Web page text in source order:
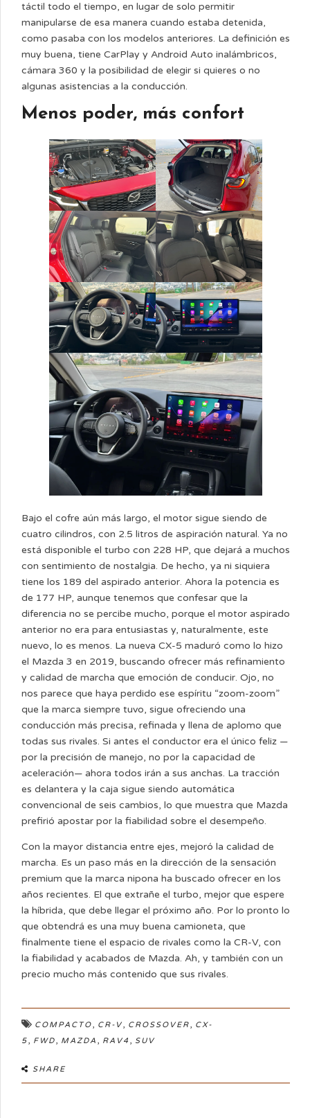
táctil todo el tiempo, en lugar de solo permitir
manipularse de esa manera cuando estaba detenida,
como pasaba con los modelos anteriores. La definición es
muy buena, tiene CarPlay y Android Auto inalámbricos,
cámara 360 y la posibilidad de elegir si quieres o no
algunas asistencias a la conducción.
Menos poder, más confort
Bajo el cofre aún más largo, el motor sigue siendo de
cuatro cilindros, con 2.5 litros de aspiración natural. Ya no
está disponible el turbo con 228 HP, que dejará a muchos
con sentimiento de nostalgia. De hecho, ya ni siquiera
tiene los 189 del aspirado anterior. Ahora la potencia es
de 177 HP, aunque tenemos que confesar que la
diferencia no se percibe mucho, porque el motor aspirado
anterior no era para entusiastas y, naturalmente, este
nuevo, lo es menos. La nueva CX-5 maduró como lo hizo
el Mazda 3 en 2019, buscando ofrecer más refinamiento
y calidad de marcha que emoción de conducir. Ojo, no
nos parece que haya perdido ese espíritu “zoom-zoom”
que la marca siempre tuvo, sigue ofreciendo una
conducción más precisa, refinada y llena de aplomo que
todas sus rivales. Si antes el conductor era el único feliz —
por la precisión de manejo, no por la capacidad de
aceleración— ahora todos irán a sus anchas. La tracción
es delantera y la caja sigue siendo automática
convencional de seis cambios, lo que muestra que Mazda
prefirió apostar por la fiabilidad sobre el desempeño.
Con la mayor distancia entre ejes, mejoró la calidad de
marcha. Es un paso más en la dirección de la sensación
premium que la marca nipona ha buscado ofrecer en los
años recientes. El que extrañe el turbo, mejor que espere
la híbrida, que debe llegar el próximo año. Por lo pronto lo
que obtendrá es una muy buena camioneta, que
finalmente tiene el espacio de rivales como la CR-V, con
la fiabilidad y acabados de Mazda. Ah, y también con un
precio mucho más contenido que sus rivales.
COMPACTO, CR-V, CROSSOVER, CX-
5, FWD, MAZDA , RAV4 , SUV
SHARE